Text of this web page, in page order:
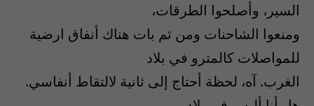
السير، وأصلحوا الطرقات،
ومنعوا الشاحنات ومن ثم بات هناك أنفاق ارضية
للمواصلات كالمترو في بلاد
الغرب. آه، لحظة أحتاج إلى ثانية لالتقاط أنفاسي.